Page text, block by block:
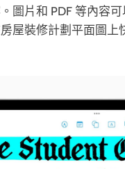
圖片和 PDF 等內容
屋裝修計劃平面圖